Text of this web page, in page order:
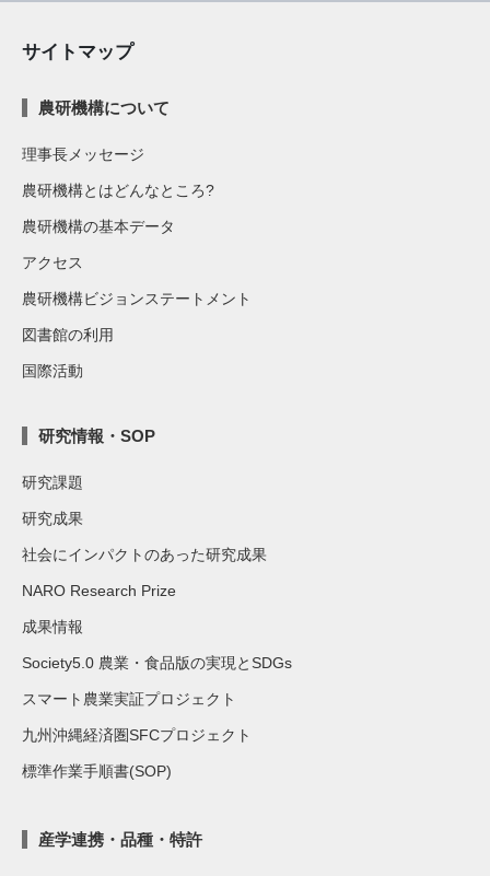
サイトマップ
農研機構について
理事長メッセージ
農研機構とはどんなところ?
農研機構の基本データ
アクセス
農研機構ビジョンステートメント
図書館の利用
国際活動
研究情報・SOP
研究課題
研究成果
社会にインパクトのあった研究成果
NARO Research Prize
成果情報
Society5.0 農業・食品版の実現とSDGs
スマート農業実証プロジェクト
九州沖縄経済圏SFCプロジェクト
標準作業手順書(SOP)
産学連携・品種・特許